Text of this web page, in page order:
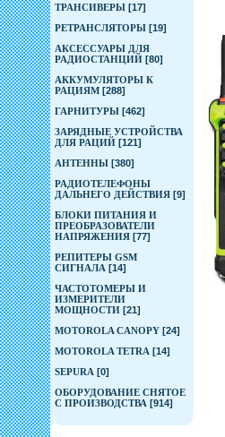
ТРАНСИВЕРЫ [17]
РЕТРАНСЛЯТОРЫ [19]
АКСЕССУАРЫ ДЛЯ
РАДИОСТАНЦИЙ [80]
АККУМУЛЯТОРЫ К
РАЦИЯМ [288]
ГАРНИТУРЫ [462]
ЗАРЯДНЫЕ УСТРОЙСТВА
ДЛЯ РАЦИЙ [121]
АНТЕННЫ [380]
РАДИОТЕЛЕФОНЫ
ДАЛЬНЕГО ДЕЙСТВИЯ [9]
БЛОКИ ПИТАНИЯ И
ПРЕОБРАЗОВАТЕЛИ
НАПРЯЖЕНИЯ [77]
РЕПИТЕРЫ GSM
СИГНАЛА [14]
ЧАСТОТОМЕРЫ И
ИЗМЕРИТЕЛИ
МОЩНОСТИ [21]
MOTOROLA CANOPY [24]
MOTOROLA TETRA [14]
SEPURA [0]
ОБОРУДОВАНИЕ СНЯТОЕ
С ПРОИЗВОДСТВА [914]